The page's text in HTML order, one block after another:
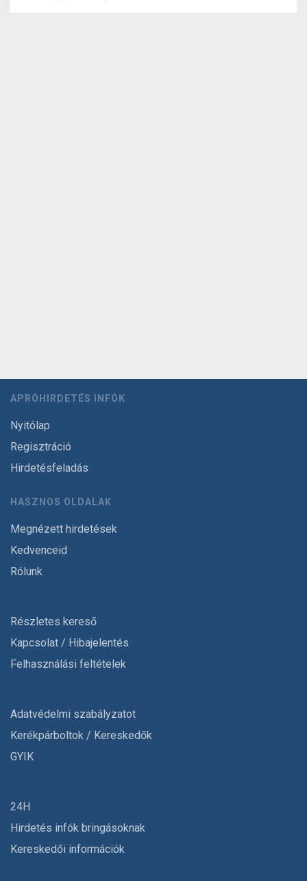
APRÓHIRDETÉS INFÓK
Nyitólap
Regisztráció
Hirdetésfeladás
HASZNOS OLDALAK
Megnézett hirdetések
Kedvenceid
Rólunk
Részletes kereső
Kapcsolat / Hibajelentés
Felhasználási feltételek
Adatvédelmi szabályzatot
Kerékpárboltok / Kereskedők
GYIK
24H
Hirdetés infók bringásoknak
Kereskedői információk